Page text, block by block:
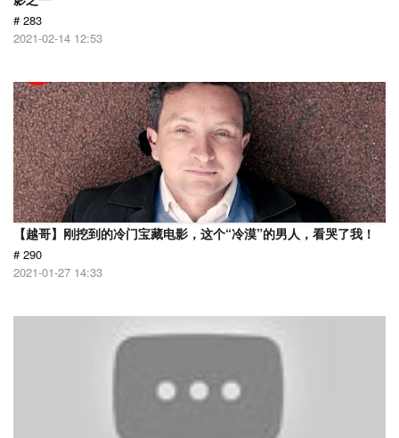
# 283
2021-02-14 12:53
【越哥】刚挖到的冷门宝藏电影，这个“冷漠”的男人，看哭了我！
# 290
2021-01-27 14:33